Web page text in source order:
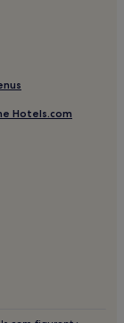
Hotels.com